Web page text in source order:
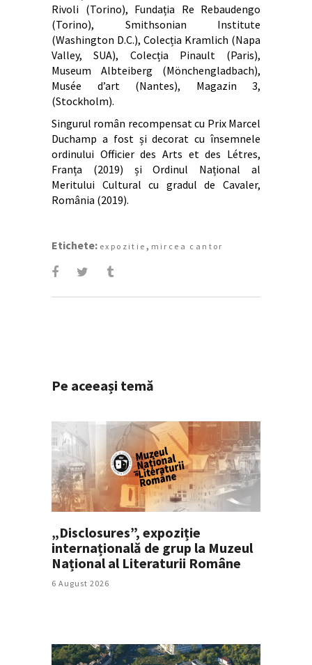
Rivoli (Torino), Fundația Re Rebaudengo
(Torino), Smithsonian Institute
(Washington D.C.), Colecția Kramlich (Napa
Valley, SUA), Colecția Pinault (Paris),
Museum Albteiberg (Mönchengladbach),
Musée d’art (Nantes), Magazin 3,
(Stockholm).
Singurul român recompensat cu Prix Marcel
Duchamp a fost și decorat cu însemnele
ordinului Officier des Arts et des Létres,
Franța (2019) și Ordinul Național al
Meritului Cultural cu gradul de Cavaler,
România (2019).
Etichete: expozitie , mircea cantor
Pe aceeași temă
„Disclosures”, expoziție
internațională de grup la Muzeul
Național al Literaturii Române
6 August 2026